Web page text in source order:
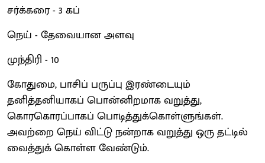
சர்க்கரை - 3 கப்
நெய் - தேவையான அளவு
முந்திரி - 10
கோதுமை, பாசிப் பருப்பு இரண்டையும்
தனித்தனியாகப் பொன்னிறமாக வறுத்து,
கொரகொரப்பாகப் பொடித்துக்கொள்ளுங்கள்.
அவற்றை நெய் விட்டு நன்றாக வறுத்து ஒரு தட்டில்
வைத்துக் கொள்ள வேண்டும்.